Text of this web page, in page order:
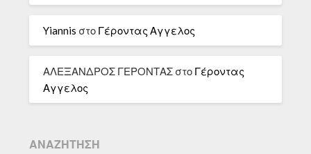
Yiannis στο Γέροντας Αγγελος
ΑΛΕΞΑΝΔΡΟΣ ΓΕΡΟΝΤΑΣ στο Γέροντας
Αγγελος
ΑΝΑΖΉΤΗΣΗ